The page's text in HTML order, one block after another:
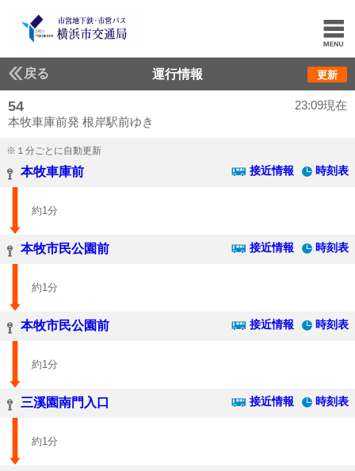
戻る 運行情報 更新
54
本牧車庫前発 根岸駅前ゆき
23:09現在
※１分ごとに自動更新
本牧車庫前 接近情報 時刻表
約1分
本牧市民公園前 接近情報 時刻表
約1分
本牧市民公園前 接近情報 時刻表
約1分
三溪園南門入口 接近情報 時刻表
約1分